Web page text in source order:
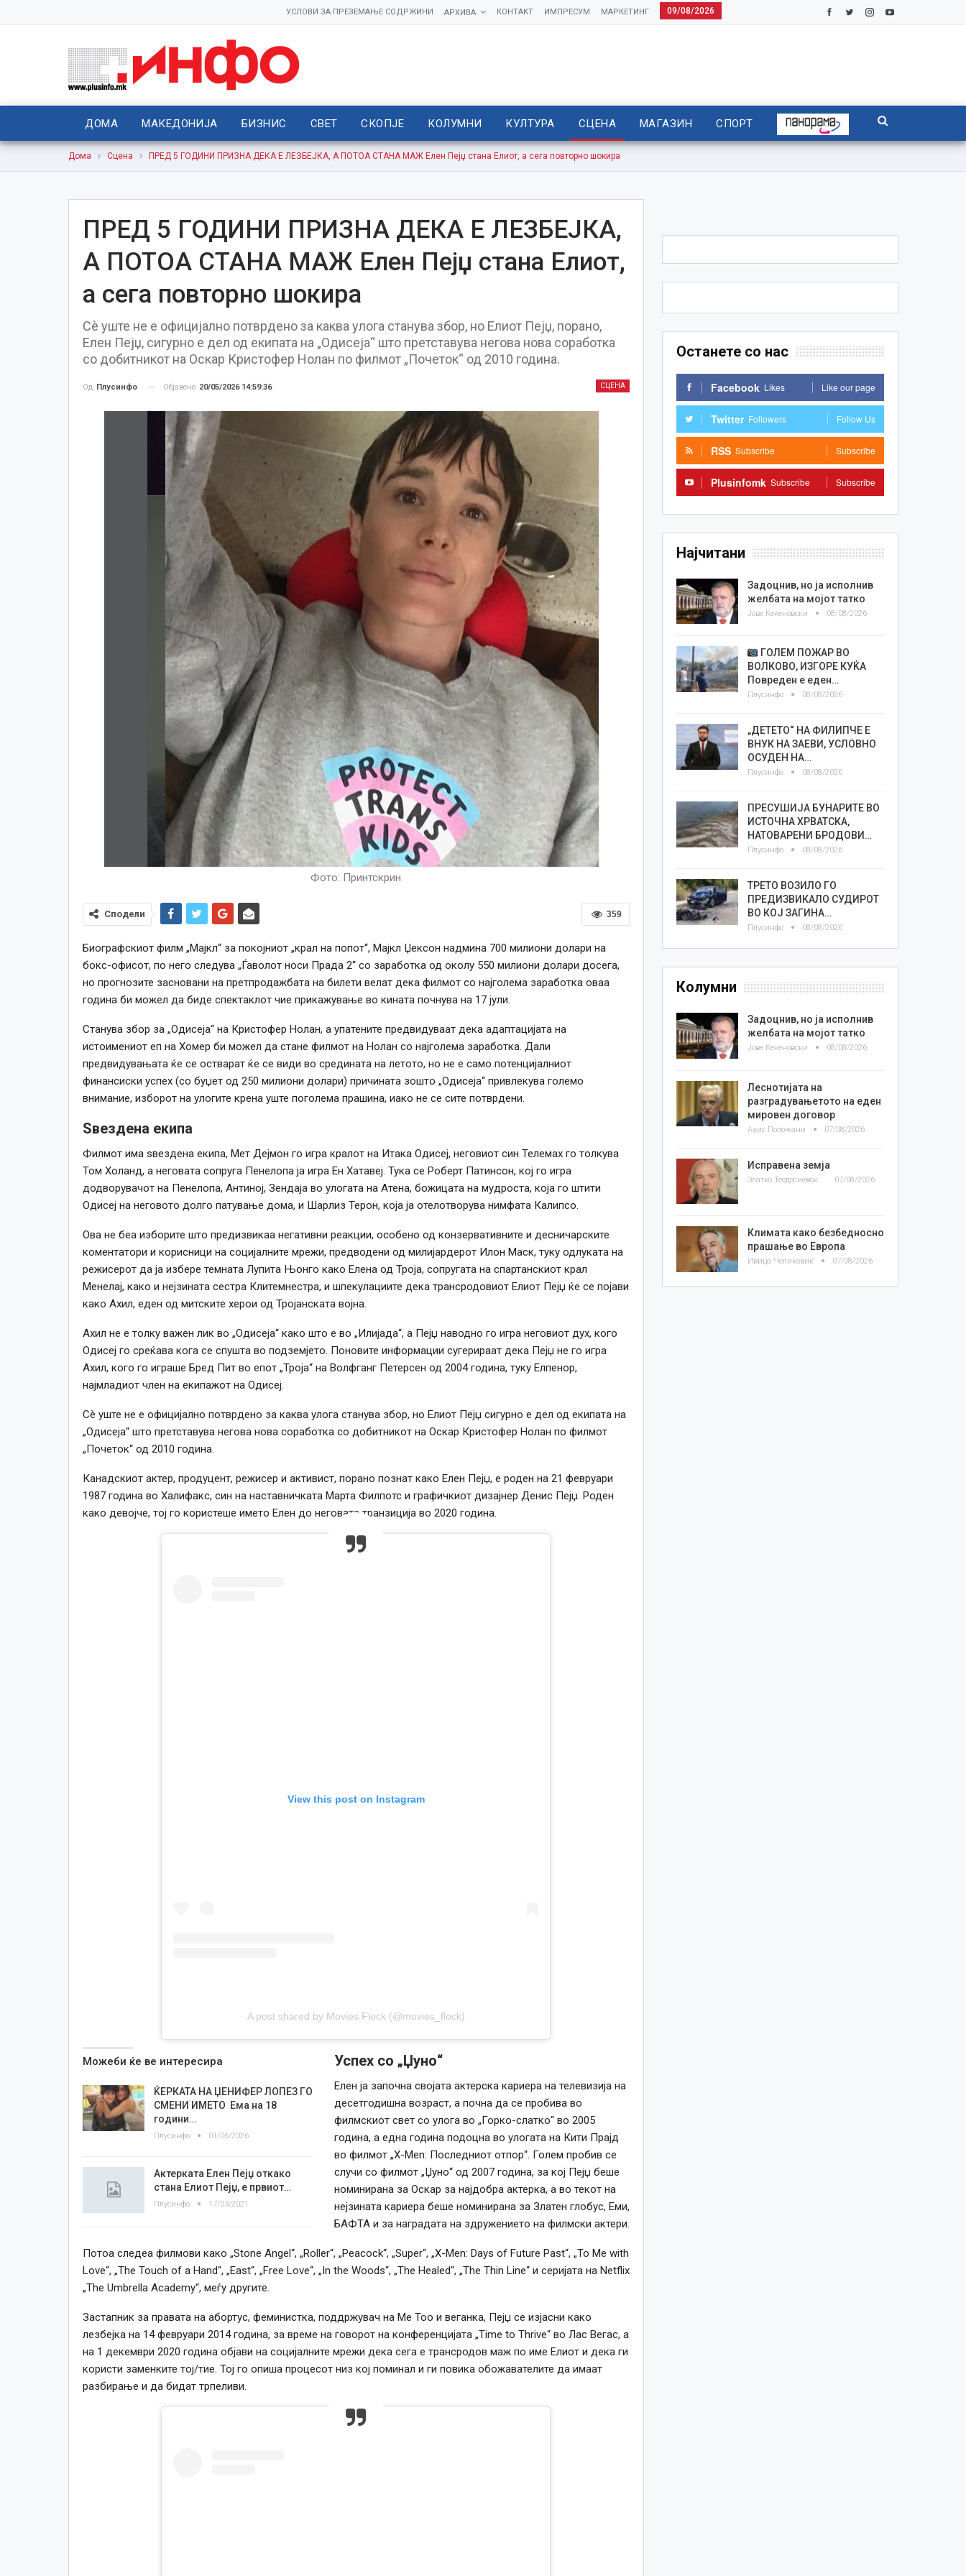
09/08/2026
МАРКЕТИНГ
ИМПРЕСУМ
КОНТАКТ
АРХИВА
УСЛОВИ ЗА ПРЕЗЕМАЊЕ СОДРЖИНИ
ДОМА МАКЕДОНИЈА БИЗНИС СВЕТ СКОПЈЕ КОЛУМНИ КУЛТУРА СЦЕНА МАГАЗИН СПОРТ
Дома Сцена ПРЕД 5 ГОДИНИ ПРИЗНА ДЕКА Е ЛЕЗБЕЈКА, А ПОТОА СТАНА МАЖ Елен Пејџ стана Елиот, а сега повторно шокира
ПРЕД 5 ГОДИНИ ПРИЗНА ДЕКА Е ЛЕЗБЕЈКА,
А ПОТОА СТАНА МАЖ Елен Пејџ стана Елиот,
а сега повторно шокира
Сè уште не е официјално потврдено за каква улога станува збор, но Елиот Пејџ, порано,
Елен Пејџ, сигурно е дел од екипата на „Одисеја“ што претставува негова нова соработка
со добитникот на Оскар Кристофер Нолан по филмот „Почеток“ од 2010 година.
СЦЕНА
Од Плусинфо Објавено 20/05/2026 14:59:36
Фото: Принтскрин
359
Сподели
Биографскиот филм „Мајкл“ за покојниот „крал на попот“, Мајкл Џексон надмина 700 милиони долари на
бокс-офисот, по него следува „Ѓаволот носи Прада 2“ со заработка од околу 550 милиони долари досега,
но прогнозите засновани на претпродажбата на билети велат дека филмот со најголема заработка оваа
година би можел да биде спектаклот чие прикажување во кината почнува на 17 јули.
Станува збор за „Одисеја“ на Кристофер Нолан, а упатените предвидуваат дека адаптацијата на
истоимениот еп на Хомер би можел да стане филмот на Нолан со најголема заработка. Дали
предвидувањата ќе се остварат ќе се види во средината на летото, но не е само потенцијалниот
финансиски успех (со буџет од 250 милиони долари) причината зошто „Одисеја“ привлекува големо
внимание, изборот на улогите крена уште поголема прашина, иако не се сите потврдени.
Ѕвездена екипа
Филмот има ѕвездена екипа, Мет Дејмон го игра кралот на Итака Одисеј, неговиот син Телемах го толкува
Том Холанд, а неговата сопруга Пенелопа ја игра Ен Хатавеј. Тука се Роберт Патинсон, кој го игра
додворувачот на Пенелопа, Антиној, Зендаја во улогата на Атена, божицата на мудроста, која го штити
Одисеј на неговото долго патување дома, и Шарлиз Терон, која ја отелотворува нимфата Калипсо.
Ова не беа изборите што предизвикаа негативни реакции, особено од конзервативните и десничарските
коментатори и корисници на социјалните мрежи, предводени од милијардерот Илон Маск, туку одлуката на
режисерот да ја избере темната Лупита Њонго како Елена од Троја, сопругата на спартанскиот крал
Менелај, како и нејзината сестра Клитемнестра, и шпекулациите дека трансродовиот Елиот Пејџ ќе се појави
како Ахил, еден од митските херои од Тројанската војна.
Ахил не е толку важен лик во „Одисеја“ како што е во „Илијада“, а Пејџ наводно го игра неговиот дух, кого
Одисеј го среќава кога се спушта во подземјето. Поновите информации сугерираат дека Пејџ не го игра
Ахил, кого го играше Бред Пит во епот „Троја“ на Волфганг Петерсен од 2004 година, туку Елпенор,
најмладиот член на екипажот на Одисеј.
Сè уште не е официјално потврдено за каква улога станува збор, но Елиот Пејџ сигурно е дел од екипата на
„Одисеја“ што претставува негова нова соработка со добитникот на Оскар Кристофер Нолан по филмот
„Почеток“ од 2010 година.
Канадскиот актер, продуцент, режисер и активист, порано познат како Елен Пејџ, е роден на 21 февруари
1987 година во Халифакс, син на наставничката Марта Филпотс и графичкиот дизајнер Денис Пејџ. Роден
како девојче, тој го користеше името Елен до неговата транзиција во 2020 година.
View this post on Instagram
A post shared by Movies Flock (@movies_flock)
Можеби ќе ве интересира
ЌЕРКАТА НА ЏЕНИФЕР ЛОПЕЗ ГО
СМЕНИ ИМЕТО Ема на 18
години…
Плусинфо 01/06/2026
Актерката Елен Пејџ откако
стана Елиот Пејџ, е првиот…
Плусинфо 17/03/2021
Успех со „Џуно“
Елен ја започна својата актерска кариера на телевизија на
десетгодишна возраст, а почна да се пробива во
филмскиот свет со улога во „Горко-слатко“ во 2005
година, а една година подоцна во улогата на Кити Прајд
во филмот „X-Men: Последниот отпор“. Голем пробив се
случи со филмот „Џуно“ од 2007 година, за кој Пејџ беше
номинирана за Оскар за најдобра актерка, а во текот на
нејзината кариера беше номинирана за Златен глобус, Еми,
БАФТА и за наградата на здружението на филмски актери.
Потоа следеа филмови како „Stone Angel“, „Roller“, „Peacock“, „Super“, „X-Men: Days of Future Past“, „To Me with
Love“, „The Touch of a Hand“, „East“, „Free Love“, „In the Woods“, „The Healed“, „The Thin Line“ и серијата на Netflix
„The Umbrella Academy“, меѓу другите.
Застапник за правата на абортус, феминистка, поддржувач на Me Too и веганка, Пејџ се изјасни како
лезбејка на 14 февруари 2014 година, за време на говорот на конференцијата „Time to Thrive“ во Лас Вегас, а
на 1 декември 2020 година објави на социјалните мрежи дека сега е трансродов маж по име Елиот и дека ги
користи заменките тој/тие. Тој го опиша процесот низ кој поминал и ги повика обожавателите да имаат
разбирање и да бидат трпеливи.
Останете со нас
Facebook Likes Like our page
Twitter Followers Follow Us
RSS Subscribe Subscribe
Plusinfomk Subscribe Subscribe
Најчитани
Задоцнив, но ја исполнив
желбата на мојот татко
Јове Кекеновски 08/08/2026
ГОЛЕМ ПОЖАР ВО
ВОЛКОВО, ИЗГОРЕ КУЌА
Повреден е еден…
Плусинфо 08/08/2026
„ДЕТЕТО“ НА ФИЛИПЧЕ Е
ВНУК НА ЗАЕВИ, УСЛОВНО
ОСУДЕН НА…
Плусинфо 08/08/2026
ПРЕСУШИЈА БУНАРИТЕ ВО
ИСТОЧНА ХРВАТСКА,
НАТОВАРЕНИ БРОДОВИ…
Плусинфо 08/08/2026
ТРЕТО ВОЗИЛО ГО
ПРЕДИЗВИКАЛО СУДИРОТ
ВО КОЈ ЗАГИНА…
Плусинфо 08/08/2026
Колумни
Задоцнив, но ја исполнив
желбата на мојот татко
Јове Кекеновски 08/08/2026
Леснотијата на
разградувањетото на еден
мировен договор
Азис Положани 07/08/2026
Исправена земја
Златко Теодосиевски 07/08/2026
Климата како безбедносно
прашање во Европа
Ивица Челиковиќ 07/08/2026